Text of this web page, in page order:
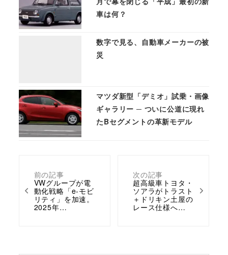
前の記事
VWグループが電
動化戦略「e-モビ
リティ」を加速。
2025年…
次の記事
超高級車トヨタ・
ソアラがトラスト
＋ドリキン土屋の
レース仕様へ…
車は何？
数字で見る、自動車メーカーの被
災
マツダ新型「デミオ」試乗・画像
ギャラリー ─ ついに公道に現れ
たBセグメントの革新モデル